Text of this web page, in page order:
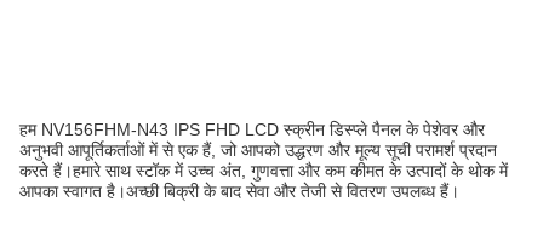
हम NV156FHM-N43 IPS FHD LCD स्क्रीन डिस्प्ले पैनल के पेशेवर और
अनुभवी आपूर्तिकर्ताओं में से एक हैं, जो आपको उद्धरण और मूल्य सूची परामर्श प्रदान
करते हैं।हमारे साथ स्टॉक में उच्च अंत, गुणवत्ता और कम कीमत के उत्पादों के थोक में
आपका स्वागत है।अच्छी बिक्री के बाद सेवा और तेजी से वितरण उपलब्ध हैं।